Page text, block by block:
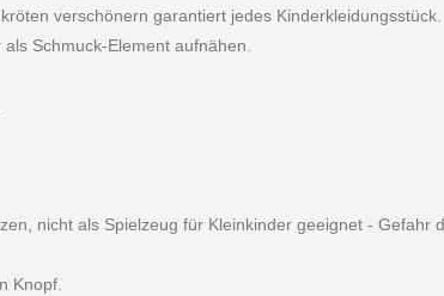
verschönern garantiert jedes
Schmuck-Element aufnähen.
nicht als Spielzeug für Kleinkinder geeignet - Gefahr
Knopf.